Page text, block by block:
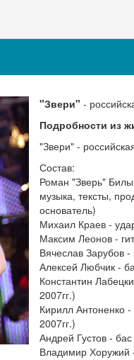
"Звери" -
Подробности из
"Звери" -
Состав:
Роман "Зверь"
музыка, тексты,
основатель)
Михаил Краев -
Максим Леонов -
Вячеслав Зарубов
Алексей Любчик -
Константин
2007гг.)
Кирилл Антоненко
2007гг.)
Андрей Густов -
Владимир Хоружий